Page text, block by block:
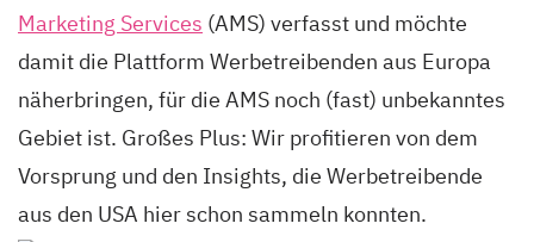
Marketing Services (AMS) verfasst und möchte
damit die Plattform Werbetreibenden aus Europa
näherbringen, für die AMS noch (fast) unbekanntes
Gebiet ist. Großes Plus: Wir profitieren von dem
Vorsprung und den Insights, die Werbetreibende
aus den USA hier schon sammeln konnten.